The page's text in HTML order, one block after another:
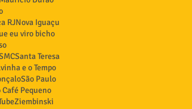
RJNova Iguaçu
eu viro bicho
Santa Teresa
e o Tempo
São Paulo
Café Pequeno
Ziembinski